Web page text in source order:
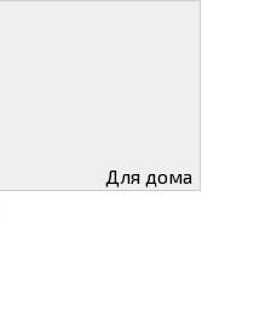
Для дома